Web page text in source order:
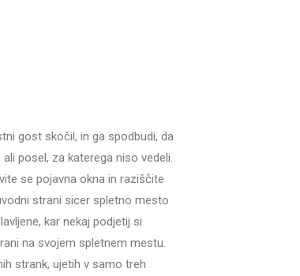
gost skočil, in ga spodbudi, da
posel, za katerega niso vedeli.
se pojavna okna in raziščite
strani sicer spletno mesto
kar nekaj podjetij si
na svojem spletnem mestu.
strank, ujetih v samo treh